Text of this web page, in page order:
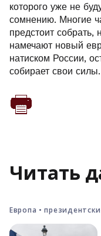
которого уже не
сомнению. Многие
предстоит собрать,
намечают новый
натиском России,
собирает свои силы.
Читать
Европа •